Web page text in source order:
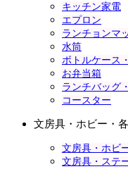
キッチン家電
エプロン
ランチョンマ
水筒
ボトルケース
お弁当箱
ランチバッグ
コースター
文房具・ホビー・
文房具・ホビ
文房具・ステ